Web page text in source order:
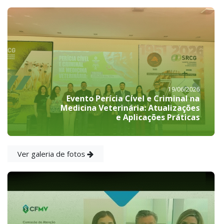
19/06/2026
Evento Perícia Cível e Criminal na
Medicina Veterinária: Atualizações
e Aplicações Práticas
Ver galeria de fotos